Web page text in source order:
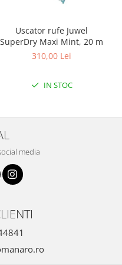
Uscator rufe Juwel
SuperDry Maxi Mint, 20 m
310,00 Lei
IN STOC
media